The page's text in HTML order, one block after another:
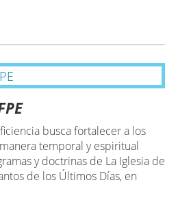
busca fortalecer a los
temporal y espiritual
y doctrinas de La Iglesia de
de los Últimos Días, en